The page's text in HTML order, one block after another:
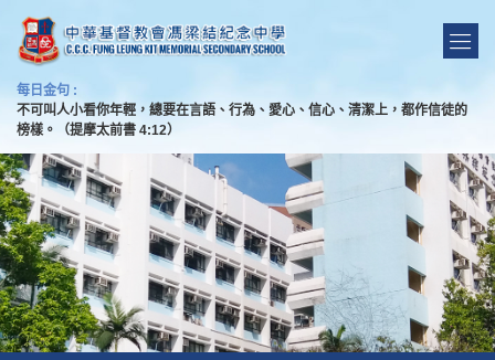
每日金句 :
不可叫人小看你年輕，總要在言語、行為、愛心、信心、清潔上，都作信徒的
榜樣。（提摩太前書 4:12）